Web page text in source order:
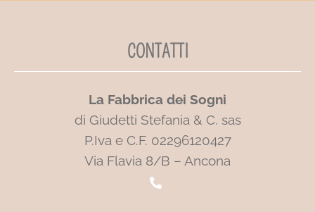
CONTATTI
La Fabbrica dei Sogni
di Giudetti Stefania & C. sas
P.Iva e C.F. 02296120427
Via Flavia 8/B – Ancona